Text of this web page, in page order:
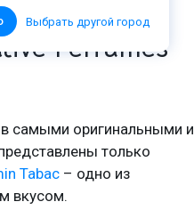
Выбрать другой город
Perfumes
самыми оригинальными и
только
Tabac – одно из
вкусом.